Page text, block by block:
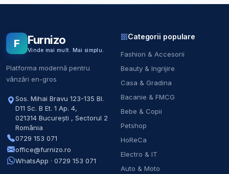
F Furnizo
Vinde mai mult. Mai simplu.
Platforma modernă pentru
vânzări en-gros
Sos. Mihai Bravu 123-135 Bl.
D11 Sc. B Et. 1 Ap. 4,
021314 București , Sectorul 2
România
0729 153 071
office@furnizo.ro
WhatsApp · 0729 153 071
Categorii populare
Fashion & Accesorii
Beauty & Ingrijire
Casa & Gradina
Bacanie & FMCG
Bebe & Copii
Petshop
HoReCa
Electro & IT
Auto & Moto